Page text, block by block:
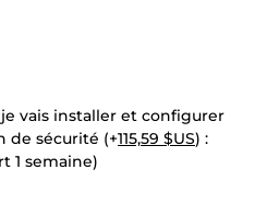
vais installer et configurer
de sécurité (+115,59 $US) :
1 semaine)